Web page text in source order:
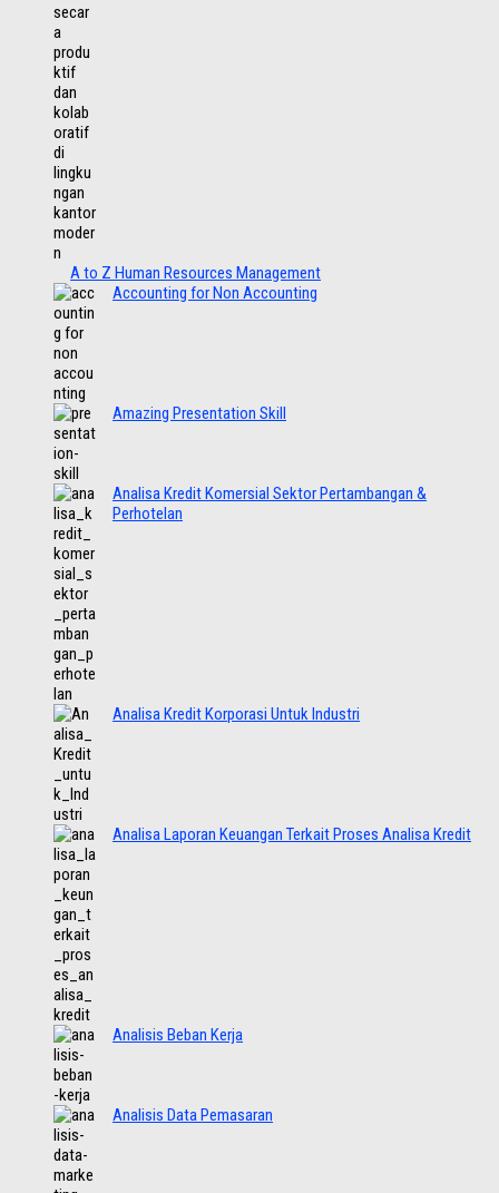
A to Z Human Resources Management
Accounting for Non Accounting
Amazing Presentation Skill
Analisa Kredit Komersial Sektor Pertambangan &
Perhotelan
Analisa Kredit Korporasi Untuk Industri
Analisa Laporan Keuangan Terkait Proses Analisa Kredit
Analisis Beban Kerja
Analisis Data Pemasaran